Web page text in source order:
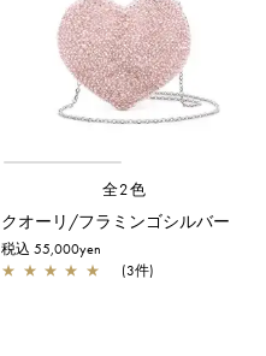
全2色
クオーリ/フラミンゴシルバー
税込 55,000yen
★ ★ ★ ★ ★ (3件)